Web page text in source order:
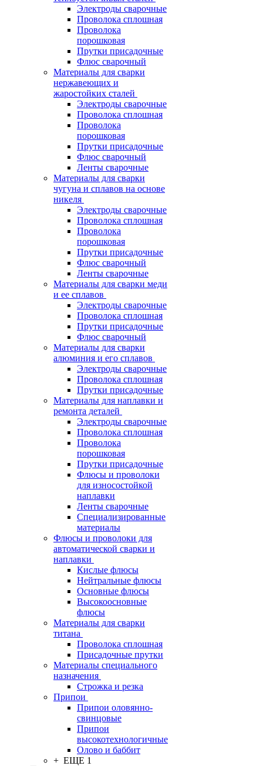
Электроды сварочные
Проволока сплошная
Проволока
порошковая
Прутки присадочные
Флюс сварочный
Материалы для сварки
нержавеющих и
жаростойких сталей
Электроды сварочные
Проволока сплошная
Проволока
порошковая
Прутки присадочные
Флюс сварочный
Ленты сварочные
Материалы для сварки
чугуна и сплавов на основе
никеля
Электроды сварочные
Проволока сплошная
Проволока
порошковая
Прутки присадочные
Флюс сварочный
Ленты сварочные
Материалы для сварки меди
и ее сплавов
Электроды сварочные
Проволока сплошная
Прутки присадочные
Флюс сварочный
Материалы для сварки
алюминия и его сплавов
Электроды сварочные
Проволока сплошная
Прутки присадочные
Материалы для наплавки и
ремонта деталей
Электроды сварочные
Проволока сплошная
Проволока
порошковая
Прутки присадочные
Флюсы и проволоки
для износостойкой
наплавки
Ленты сварочные
Специализированные
материалы
Флюсы и проволоки для
автоматической сварки и
наплавки
Кислые флюсы
Нейтральные флюсы
Основные флюсы
Высокоосновные
флюсы
Материалы для сварки
титана
Проволока сплошная
Присадочные прутки
Материалы специального
назначения
Строжка и резка
Припои
Припои оловянно-
свинцовые
Припои
высокотехнологичные
Олово и баббит
+ ЕЩЕ 1